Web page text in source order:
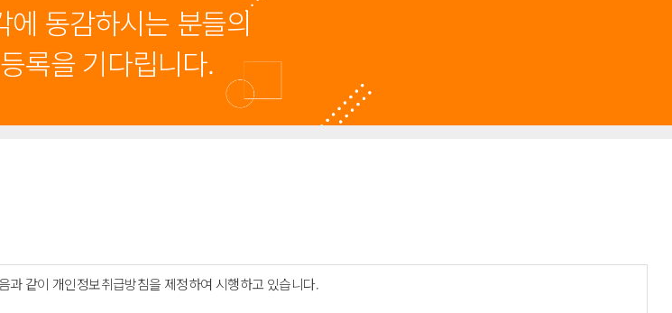
에 동감하시는 분들의
록을 기다립니다.
같이 개인정보취급방침을 제정하여 시행하고 있습니다.